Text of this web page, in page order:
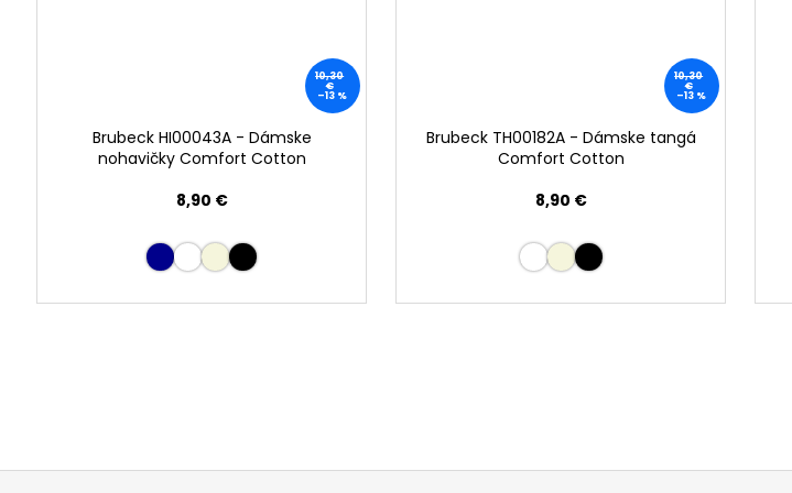
10,30
€
–13 %
Brubeck HI00043A - Dámske
nohavičky Comfort Cotton
8,90 €
10,30
€
–13 %
Brubeck TH00182A - Dámske tangá
Comfort Cotton
8,90 €